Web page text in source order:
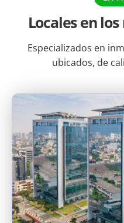
Locales en
Especializados en
ubicados, de